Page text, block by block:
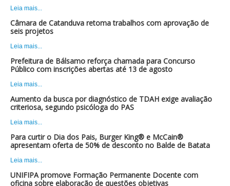
Leia mais...
Câmara de Catanduva retoma trabalhos com aprovação de
seis projetos
Leia mais...
Prefeitura de Bálsamo reforça chamada para Concurso
Público com inscrições abertas até 13 de agosto
Leia mais...
Aumento da busca por diagnóstico de TDAH exige avaliação
criteriosa, segundo psicóloga do PAS
Leia mais...
Para curtir o Dia dos Pais, Burger King® e McCain®
apresentam oferta de 50% de desconto no Balde de Batata
Leia mais...
UNIFIPA promove Formação Permanente Docente com
oficina sobre elaboração de questões objetivas